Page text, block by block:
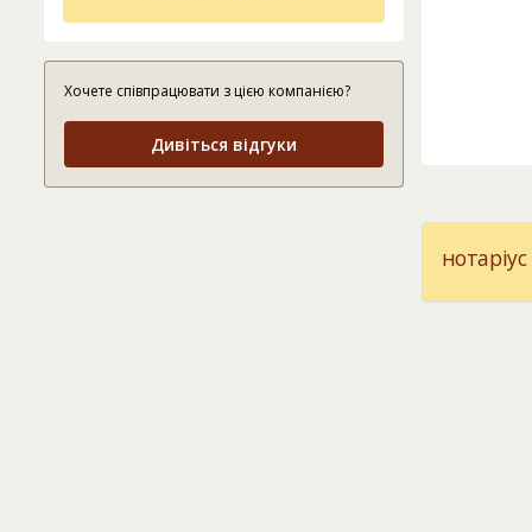
Хочете співпрацювати з цією компанією?
Дивіться відгуки